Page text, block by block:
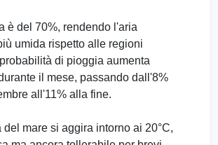
è del 70%, rendendo l'aria
umida rispetto alle regioni
di pioggia aumenta
il mese, passando dall'8%
all'11% alla fine.
del mare si aggira intorno ai 20°C,